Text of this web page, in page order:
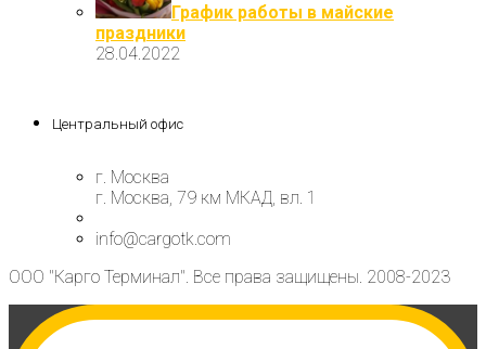
График работы в майские
праздники
28.04.2022
Центральный офис
г. Москва
г. Москва, 79 км МКАД, вл. 1
info@cargotk.com
ООО "Карго Терминал". Все права защищены. 2008-2023